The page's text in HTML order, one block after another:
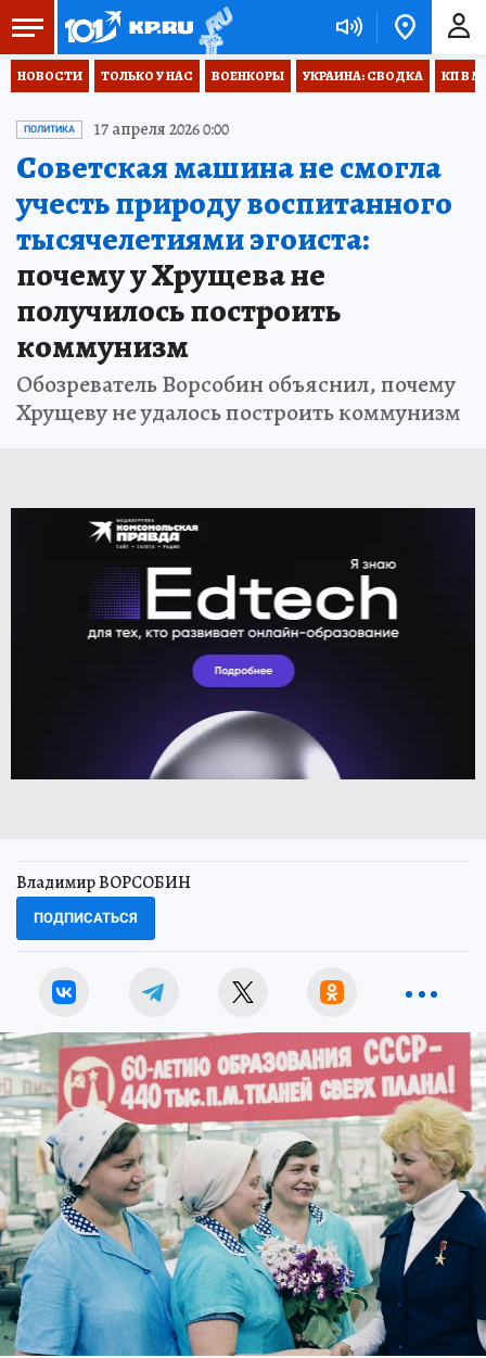
НОВОСТИ ТОЛЬКО У НАС ВОЕНКОРЫ УКРАИНА: СВОДКА КП В
ПОЛИТИКА 17 апреля 2026 0:00
Советская машина не смогла
учесть природу воспитанного
тысячелетиями эгоиста:
почему у Хрущева не
получилось построить
коммунизм
Обозреватель Ворсобин объяснил, почему
Хрущеву не удалось построить коммунизм
Владимир ВОРСОБИН
ПОДПИСАТЬСЯ